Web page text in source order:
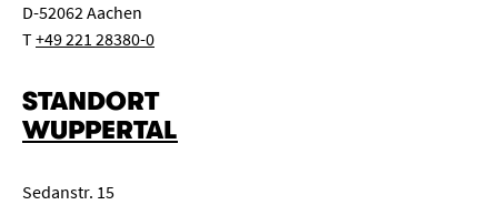
D-52062 Aachen
T+49 221 28380-0
STANDORT
WUPPERTAL
Sedanstr. 15